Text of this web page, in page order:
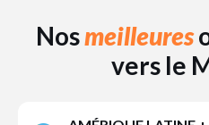
Nosmeilleures
vers le